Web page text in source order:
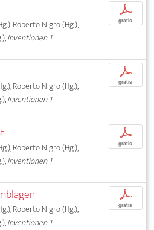
Roberto Nigro (Hg.),
Inventionen 1
p
gratis
Roberto Nigro (Hg.),
Inventionen 1
p
gratis
Roberto Nigro (Hg.),
Inventionen 1
p
gratis
Roberto Nigro (Hg.),
Inventionen 1
p
gratis